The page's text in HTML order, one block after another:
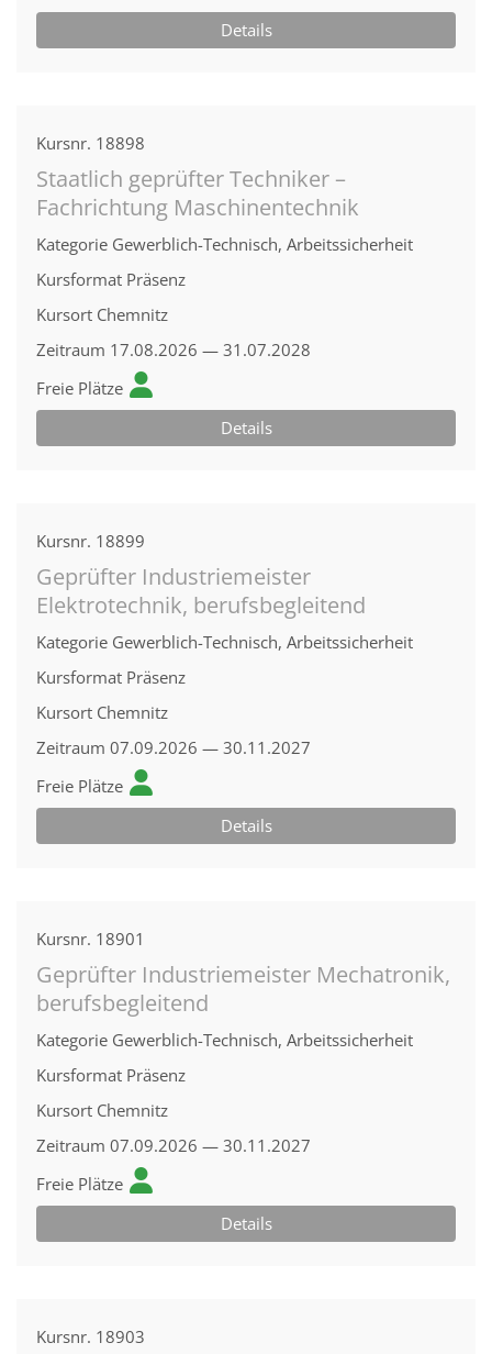
Details
Kursnr. 18898
Staatlich geprüfter Techniker –
Fachrichtung Maschinentechnik
Kategorie Gewerblich-Technisch, Arbeitssicherheit
Kursformat Präsenz
Kursort Chemnitz
Zeitraum 17.08.2026 — 31.07.2028
Freie Plätze
Details
Kursnr. 18899
Geprüfter Industriemeister
Elektrotechnik, berufsbegleitend
Kategorie Gewerblich-Technisch, Arbeitssicherheit
Kursformat Präsenz
Kursort Chemnitz
Zeitraum 07.09.2026 — 30.11.2027
Freie Plätze
Details
Kursnr. 18901
Geprüfter Industriemeister Mechatronik,
berufsbegleitend
Kategorie Gewerblich-Technisch, Arbeitssicherheit
Kursformat Präsenz
Kursort Chemnitz
Zeitraum 07.09.2026 — 30.11.2027
Freie Plätze
Details
Kursnr. 18903